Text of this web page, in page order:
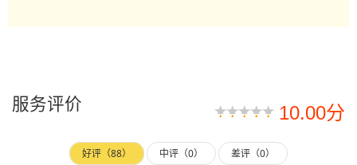
服务评价 10.00分
好评（88） 中评（0） 差评（0）